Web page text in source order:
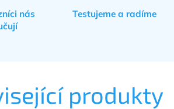
nás
Testujeme a radíme
produkty